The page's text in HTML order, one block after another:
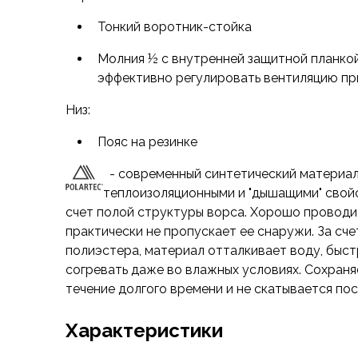
Нижнее белье
Мужская обувь
Ботинки
Неутепленные
Полуботинки
Трейловые кроссовки
Повседневные кроссовки
Кроссовки треккинговые
Сапоги
Зимние
Демисезонные
Болотные сапоги, забродники
Сандалии
комфорта при переменном уровне
Сочетайте футболку вместе с одноимёнными
удовольствие от катания и прогулок.
Тонкий воротник-стойка
Молния ½ с внутренней защитной
эффективно регулировать вентиляцию
Низ:
Пояс на резинке
- современный синтетический
теплоизоляционными и "дышащими"
счет полой структуры ворса. Хорошо
практически не пропускает ее снаружи. За
полиэстера, материал отталкивает воду,
согревать даже во влажных условиях.
течение долгого времени и не скатывается
Характеристики